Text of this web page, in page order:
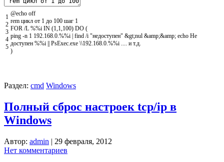
1
2
3
4
5
@echo off
rem цикл от 1 до 100 шаг 1
FOR /L %%i IN (1,1,100) DO (
ping -n 1 192.168.0.%%i | find /i "недоступен" &gt;nul &amp;&amp; echo Не
доступен %%i || PsExec.exe \\192.168.0.%%i .... и т.д.
)
Раздел: cmd Windows
Полный сброс настроек tcp/ip в
Windows
Автор: admin | 29 февраля, 2012
Нет комментариев